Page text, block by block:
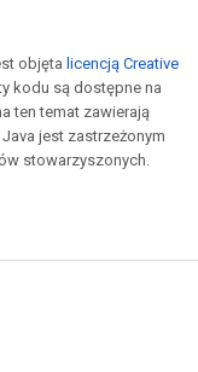
objęta licencją Creative
kodu są dostępne na
ten temat zawierają
Java jest zastrzeżonym
stowarzyszonych.